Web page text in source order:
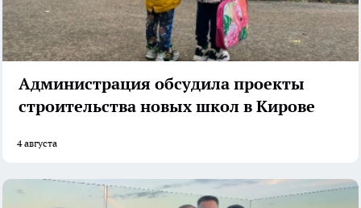
Администрация обсудила проекты
строительства новых школ в Кирове
4 августа